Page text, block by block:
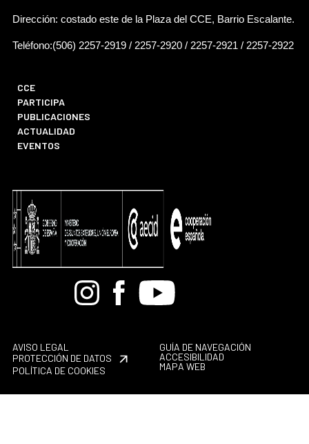
Dirección: costado este de la Plaza del CCE, Barrio Escalante.
Teléfono:(506) 2257-2919 / 2257-2920 / 2257-2921 / 2257-2922
CCE
PARTICIPA
PUBLICACIONES
ACTUALIDAD
EVENTOS
BandcampInstagramFacebook
Youtube
AVISO LEGAL
PROTECCIÓN DE DATOS
POLÍTICA DE COOKIES
GUÍA DE NAVEGACIÓN
ACCESIBILIDAD
MAPA WEB